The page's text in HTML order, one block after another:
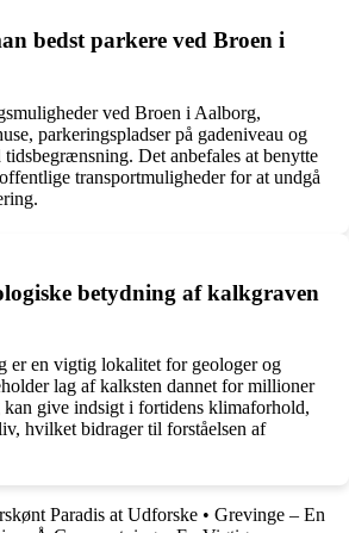
bedst parkere ved Broen i
ved Broen i Aalborg,
parkeringspladser på gadeniveau og
tidsbegrænsning. Det anbefales at benytte
transportmuligheder for at undgå
betydning af kalkgraven
er en vigtig lokalitet for geologer og
lag af kalksten dannet for millioner
kan give indsigt i fortidens klimaforhold,
hvilket bidrager til forståelsen af
Paradis at Udforske • Grevinge – En